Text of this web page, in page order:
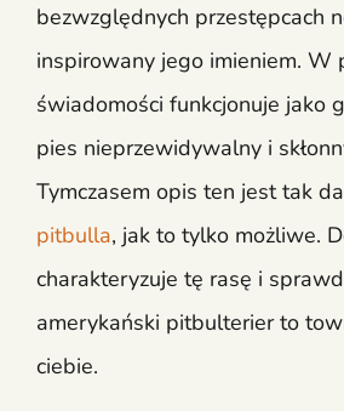
bezwzględnych przestępcach
inspirowany jego imieniem. W
świadomości funkcjonuje jako
pies nieprzewidywalny i
Tymczasem opis ten jest tak
pitbulla, jak to tylko możliwe.
charakteryzuje tę rasę i
amerykański pitbulterier to
ciebie.